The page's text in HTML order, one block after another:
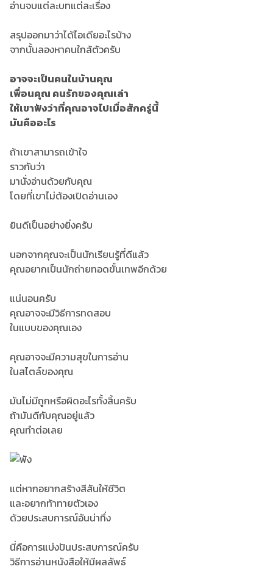
อ่านจบแต่ละบทแต่ละเรื่อง
สรุปออกมาว่าได้ไอเดียอะไรบ้าง
จากนั้นลองหาคนใกล้ตัวครับ
อาจจะเป็นคนในบ้านคุณ
เพื่อนคุณ คนรักของคุณเล่า
ให้เขาฟังว่าที่คุณอาจไปเมื่อสักครู่นี้
มันคืออะไร
ถ้าเขาสามารถเข้าใจ
ราวกับว่า
มานั่งอ่านด้วยกับคุณ
โดยที่เขาไม่ต้องเปิดอ่านเอง
ยินดีเป็นอย่างยิ่งครับ
นอกจากคุณจะเป็นนักเรียนรู้ที่ดีแล้ว
คุณอยากเป็นนักถ่ายทอดขั้นเทพอีกด้วย
แน่นอนครับ
คุณอาจจะมีวิธีการทดสอบ
ในแบบของคุณเอง
คุณอาจจะมีความสุขในการอ่าน
ในสไตล์ของคุณ
มันไม่มีถูกหรือผิดอะไรทั้งสิ้นครับ
ถ้ามันดีกับคุณอยู่แล้ว
คุณทำต่อเลย
แต่หากอยากสร้างสีสันให้ชีวิต
และอยากท้าทายตัวเอง
ด้วยประสบการณ์อันน่าทึ่ง
นี่คือการแบ่งปันประสบการณ์ครับ
วิธีการอ่านหนังสือให้มีผลลัพธ์